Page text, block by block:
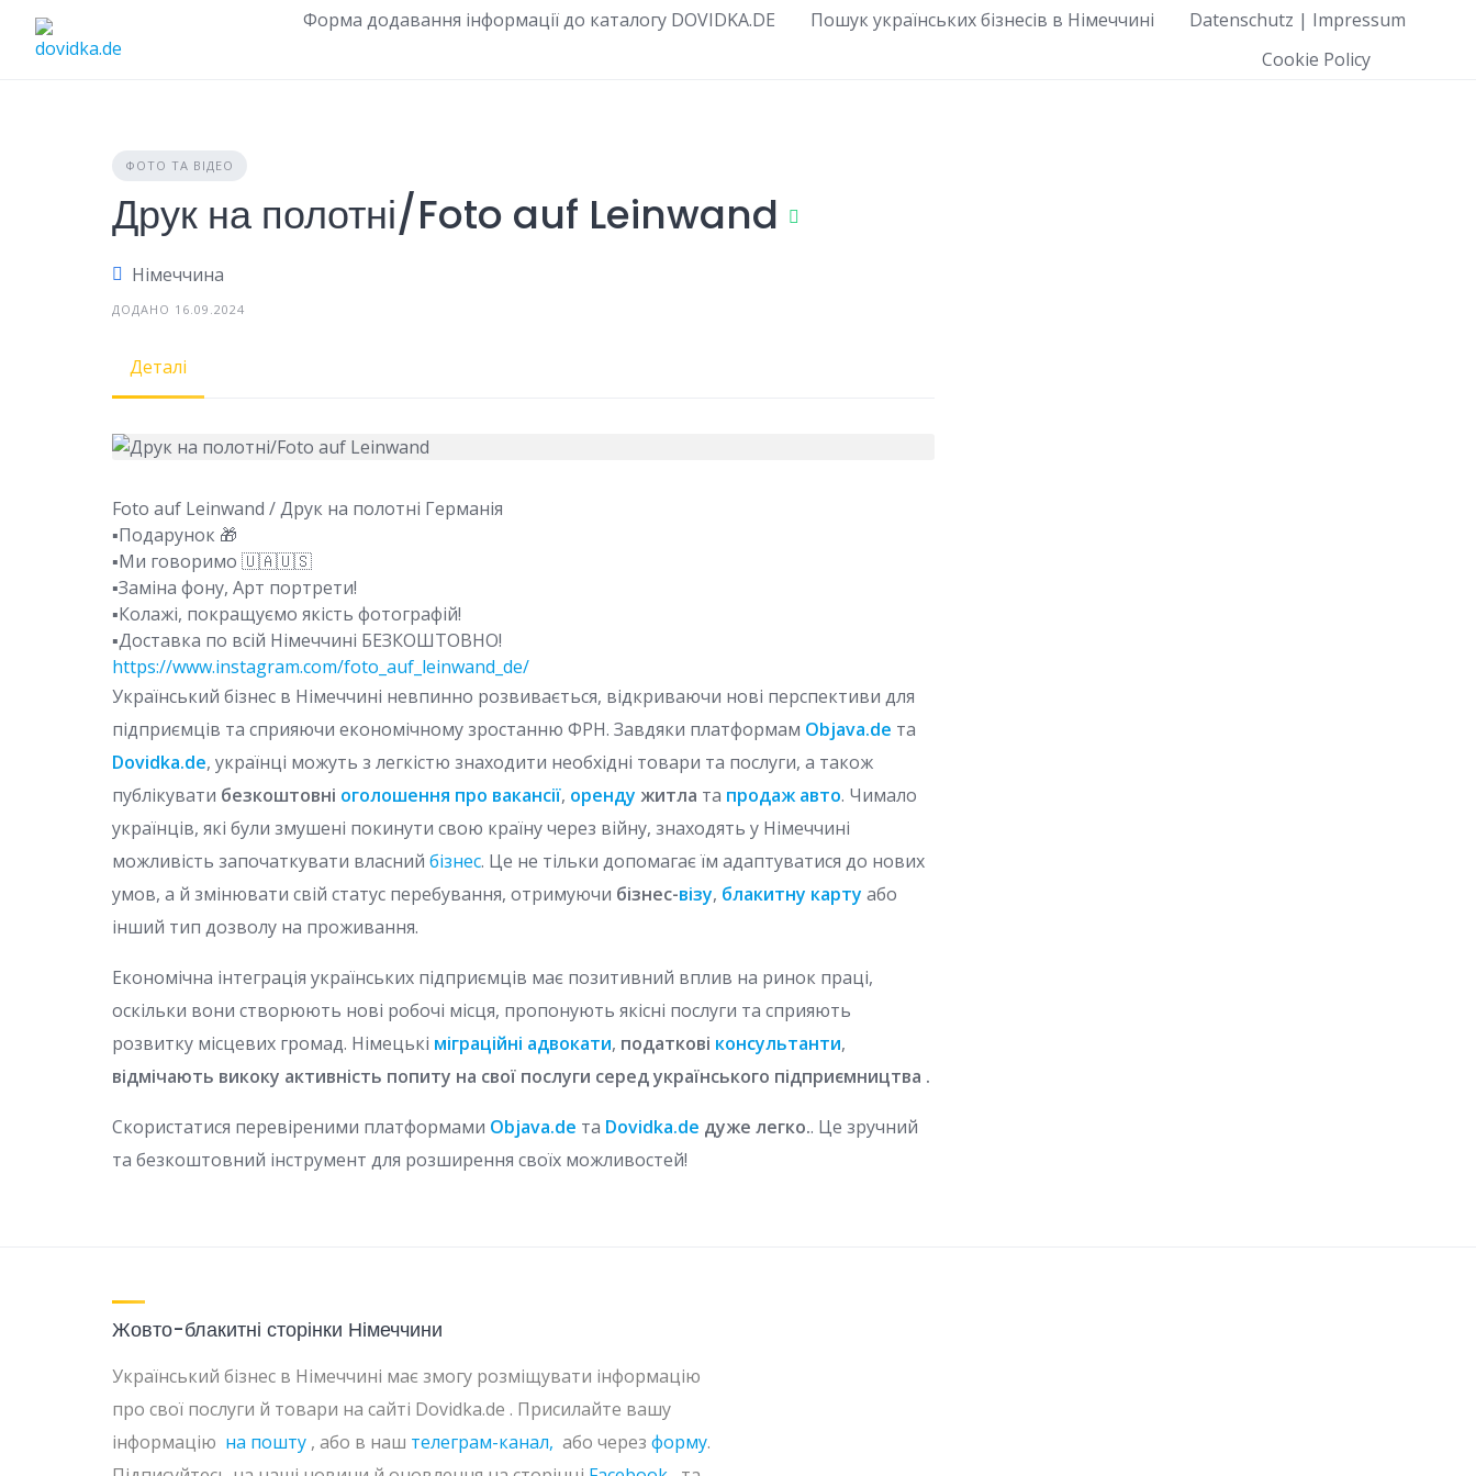
Форма додавання інформації до каталогу DOVIDKA.DE Пошук українських бізнесів в Німеччині
Datenschutz | Impressum
Cookie Policy
ФОТО ТА ВІДЕО
Друк на полотні/Foto auf Leinwand
Німеччина
ДОДАНО 16.09.2024
Деталі
Foto auf Leinwand / Друк на полотні Германія
▪️Подарунок 🎁
▪️Ми говоримо 🇺🇦🇺🇸
▪️Заміна фону, Арт портрети!
▪️Колажі, покращуємо якість фотографій!
▪️Доставка по всій Німеччині БЕЗКОШТОВНО!
https://www.instagram.com/foto_auf_leinwand_de/
Український бізнес в Німеччині невпинно розвивається, відкриваючи нові перспективи для
підприємців та сприяючи економічному зростанню ФРН. Завдяки платформам Objava.de та
Dovidka.de, українці можуть з легкістю знаходити необхідні товари та послуги, а також
публікувати безкоштовні оголошення про вакансії, оренду житла та продаж авто. Чимало
українців, які були змушені покинути свою країну через війну, знаходять у Німеччині
можливість започаткувати власний бізнес. Це не тільки допомагає їм адаптуватися до нових
умов, а й змінювати свій статус перебування, отримуючи бізнес-візу, блакитну карту або
інший тип дозволу на проживання.
Економічна інтеграція українських підприємців має позитивний вплив на ринок праці,
оскільки вони створюють нові робочі місця, пропонують якісні послуги та сприяють
розвитку місцевих громад. Німецькі міграційні адвокати, податкові консультанти,
відмічають викоку активність попиту на свої послуги серед українського підприємництва .
Скористатися перевіреними платформами Objava.de та Dovidka.de дуже легко.. Це зручний
та безкоштовний інструмент для розширення своїх можливостей!
Жовто-блакитні сторінки Німеччини
Український бізнес в Німеччині має змогу розміщувати інформацію
про свої послуги й товари на сайті Dovidka.de . Присилайте вашу
інформацію на пошту , або в наш телеграм-канал, або через форму.